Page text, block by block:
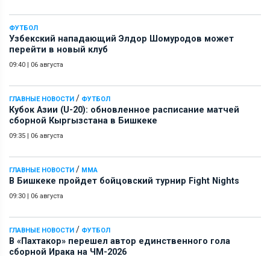
ФУТБОЛ
Узбекский нападающий Элдор Шомуродов может
перейти в новый клуб
09:40 | 06 августа
ГЛАВНЫЕ НОВОСТИ / ФУТБОЛ
Кубок Азии (U-20): обновленное расписание матчей
сборной Кыргызстана в Бишкеке
09:35 | 06 августа
ГЛАВНЫЕ НОВОСТИ / ММА
В Бишкеке пройдет бойцовский турнир Fight Nights
09:30 | 06 августа
ГЛАВНЫЕ НОВОСТИ / ФУТБОЛ
В «Пахтакор» перешел автор единственного гола
сборной Ирака на ЧМ-2026